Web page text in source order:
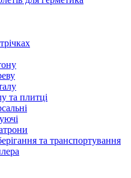
та плитці
та транспортування